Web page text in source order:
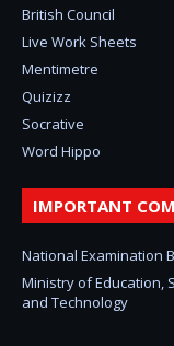
British Council
Live Work Sheets
Mentimetre
Quizizz
Socrative
Word Hippo
IMPORTANT
National Examination
Ministry of Education,
and Technology